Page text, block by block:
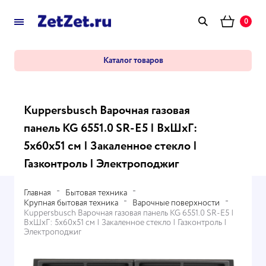
0
Каталог товаров
Kuppersbusch Варочная газовая
панель KG 6551.0 SR-E5 | ВхШхГ:
5х60х51 см | Закаленное стекло |
Газконтроль | Электроподжиг
Главная
Бытовая техника
Крупная бытовая техника
Варочные поверхности
Kuppersbusch Варочная газовая панель KG 6551.0 SR-E5 |
ВхШхГ: 5х60х51 см | Закаленное стекло | Газконтроль |
Электроподжиг